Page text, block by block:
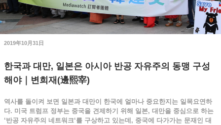
2019年10月31日
한국과 대만, 일본은 아시아 반공 자유주의 동맹 구성
해야｜변희재(邊熙宰)
역사를 돌이켜 보면 일본과 대만이 한국에 얼마나 중요한지는 일목요연하
다. 미국 트럼프 정부는 중국을 견제하기 위해 일본, 대만을 중심으로 하는
‘반공 자유주의 네트워크‘를 구상하고 있는데, 중국에 다가가는 문재인 대